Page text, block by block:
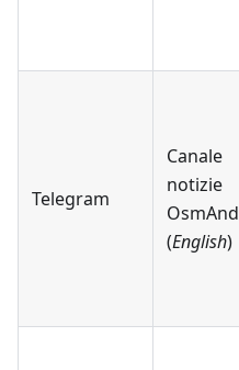
Telegram
Canale
notizie
OsmAnd
(English)